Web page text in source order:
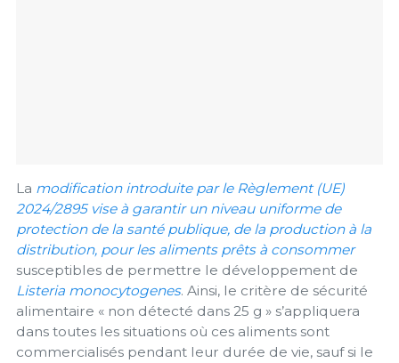
La modification introduite par le Règlement (UE)
2024/2895 vise à garantir un niveau uniforme de
protection de la santé publique, de la production à la
distribution, pour les aliments prêts à consommer
susceptibles de permettre le développement de
Listeria monocytogenes. Ainsi, le critère de sécurité
alimentaire « non détecté dans 25 g » s’appliquera
dans toutes les situations où ces aliments sont
commercialisés pendant leur durée de vie, sauf si le